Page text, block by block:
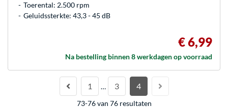
Toerental: 2.500 rpm
Geluidssterkte: 43,3 - 45 dB
€ 6,99
Na bestelling binnen 8 werkdagen op voorraad
1 … 3 4
73-76 van 76 resultaten